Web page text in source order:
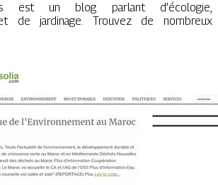
est un blog parlant d’écologie,
et de jardinage. Trouvez de nombreux